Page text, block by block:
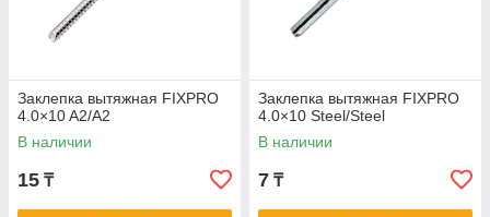
Заклепка вытяжная FIXPRO
4.0×10 A2/A2
В наличии
15 ₸
Заклепка вытяжная FIXPRO
4.0×10 Steel/Steel
В наличии
7 ₸